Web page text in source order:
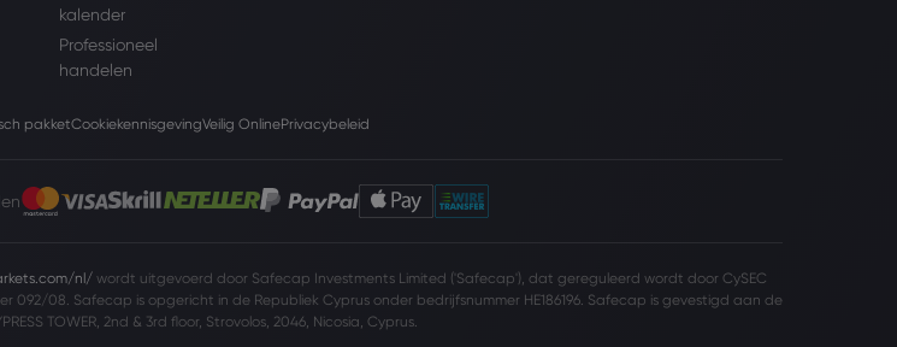
kalender
Professioneel
handelen
pakketCookiekennisgevingVeilig OnlinePrivacybeleid
nl/wordt uitgevoerd door Safecap Investments Limited ('Safecap'), dat gereguleerd wordt door CySEC
092/08. Safecap is opgericht in de Republiek Cyprus onder bedrijfsnummer HE186196. Safecap is gevestigd aan de
TOWER, 2nd & 3rd floor, Strovolos, 2046, Nicosia, Cyprus.